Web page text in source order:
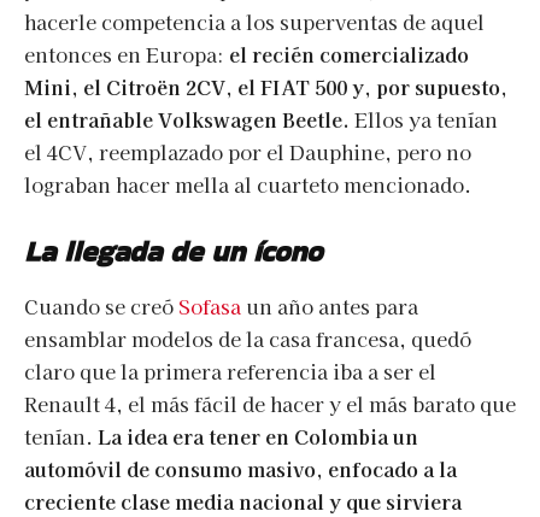
hacerle competencia a los superventas de aquel
entonces en Europa: el recién comercializado
Mini, el Citroën 2CV, el FIAT 500 y, por supuesto,
el entrañable Volkswagen Beetle. Ellos ya tenían
el 4CV, reemplazado por el Dauphine, pero no
lograban hacer mella al cuarteto mencionado.
La llegada de un ícono
Cuando se creó Sofasa un año antes para
ensamblar modelos de la casa francesa, quedó
claro que la primera referencia iba a ser el
Renault 4, el más fácil de hacer y el más barato que
tenían. La idea era tener en Colombia un
automóvil de consumo masivo, enfocado a la
creciente clase media nacional y que sirviera